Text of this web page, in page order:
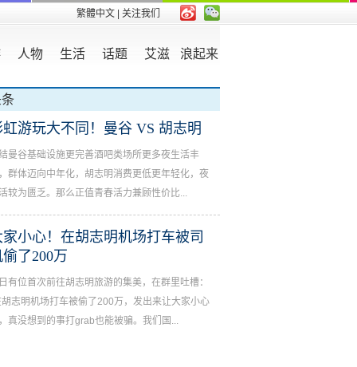
繁體中文 | 关注我们
人物 生活 话题 艾滋 浪起来
虹游玩大不同！曼谷 VS 胡志明
曼谷基础设施更完善酒吧类场所更多夜生活丰
群体迈向中年化，胡志明消费更低更年轻化，夜
较为匮乏。那么正值青春活力兼顾性价比...
家小心！在胡志明机场打车被司
了200万
有位首次前往胡志明旅游的集美，在群里吐槽：
胡志明机场打车被偷了200万，发出来让大家小心
真没想到的事打grab也能被骗。我们国...